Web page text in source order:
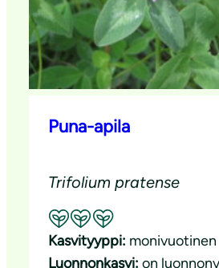
Puna-apila
Trifolium pratense
Suositeltavuus:
Kasvityyppi: monivuotinen
Luonnonkasvi: on